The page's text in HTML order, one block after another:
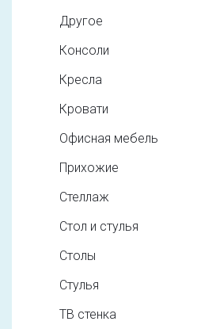
Другое
Консоли
Кресла
Кровати
Офисная мебель
Прихожие
Стеллаж
Стол и стулья
Столы
Стулья
ТВ стенка